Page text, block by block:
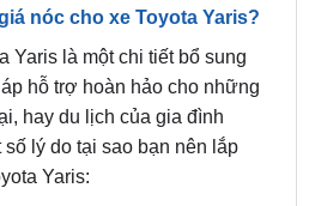
hỗ trợ hoàn hảo cho những
hay du lịch của gia đình
lý do tại sao bạn nên lắp
Yaris:
đồ:Khi lắp thêm giá nóc, bạn